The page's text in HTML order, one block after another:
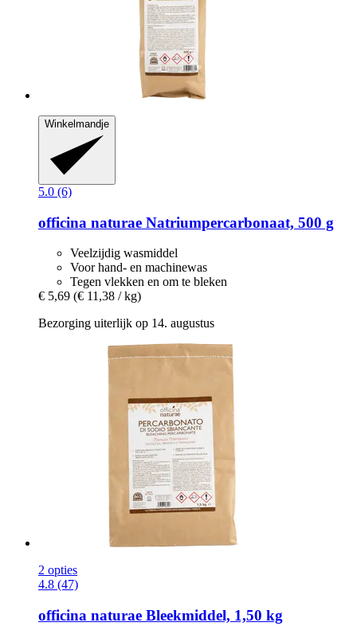
Winkelmandje
5.0 (6)
officina naturae Natriumpercarbonaat, 500 g
Veelzijdig wasmiddel
Voor hand- en machinewas
Tegen vlekken en om te bleken
€ 5,69 (€ 11,38 / kg)
Bezorging uiterlijk op 14. augustus
2 opties
4.8 (47)
officina naturae Bleekmiddel, 1,50 kg